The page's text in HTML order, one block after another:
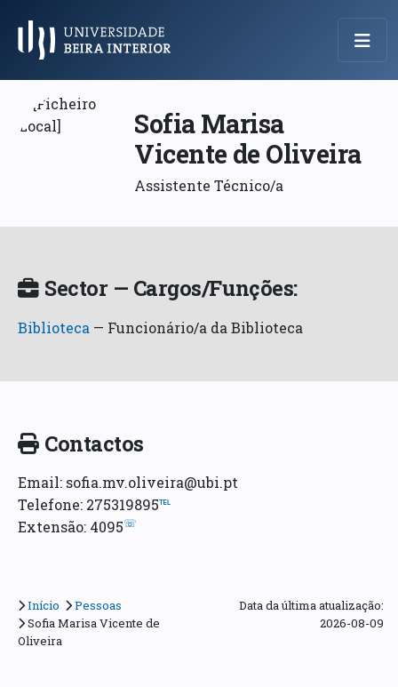
Menu Principal
Sofia Marisa
Vicente de Oliveira
Assistente Técnico/a
Sector — Cargos/Funções:
Biblioteca — Funcionário/a da Biblioteca
Contactos
Email: sofia.mv.oliveira@ubi.pt
Telefone: 275319895℡
Extensão: 4095☏
Início
Pessoas
Sofia Marisa Vicente de
Oliveira
Data da última atualização:
2026-08-09